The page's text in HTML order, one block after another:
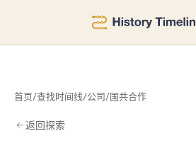
首页/查找时间线/公司/国共合作
返回探索